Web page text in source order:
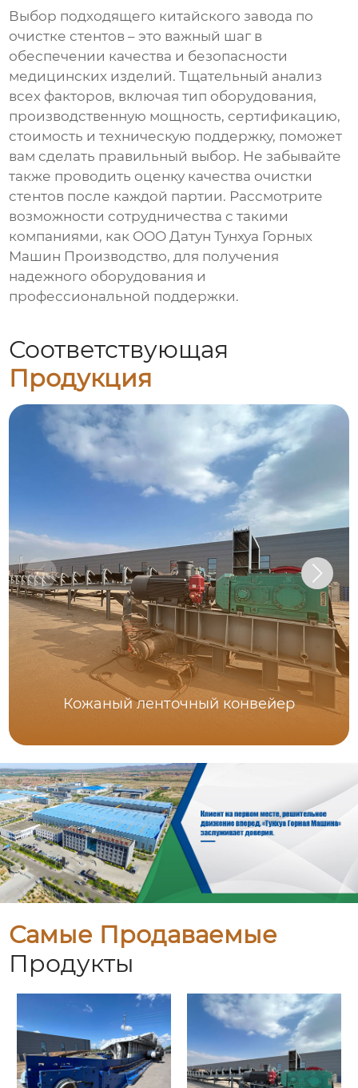
Выбор подходящего китайского завода по
очистке стентов – это важный шаг в
обеспечении качества и безопасности
медицинских изделий. Тщательный анализ
всех факторов, включая тип оборудования,
производственную мощность, сертификацию,
стоимость и техническую поддержку, поможет
вам сделать правильный выбор. Не забывайте
также проводить оценку качества очистки
стентов после каждой партии. Рассмотрите
возможности сотрудничества с такими
компаниями, как ООО Датун Тунхуа Горных
Машин Производство, для получения
надежного оборудования и
профессиональной поддержки.
Соответствующая
Продукция
Кожаный ленточный конвейер
Самые Продаваемые
Продукты